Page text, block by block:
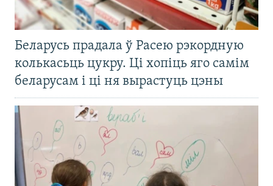
Беларусь прадала ў Расею рэкордную
колькасьць цукру. Ці хопіць яго самім
беларусам і ці ня вырастуць цэны